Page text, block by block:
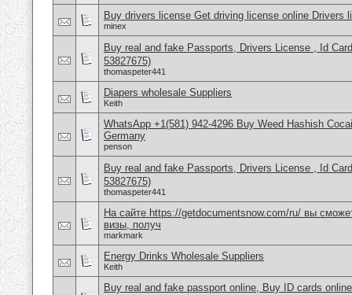
Buy drivers license Get driving license online Drivers
minex
Buy real and fake Passports, Drivers License , Id
53827675)
thomaspeter441
Diapers wholesale Suppliers
Keith
WhatsApp +1(581) 942-4296 Buy Weed Hashish
Germany
penson
Buy real and fake Passports, Drivers License , Id
53827675)
thomaspeter441
На сайте https://getdocumentsnow.com/ru/ вы
визы, получ
markmark
Energy Drinks Wholesale Suppliers
Keith
Buy real and fake passport online, Buy ID cards